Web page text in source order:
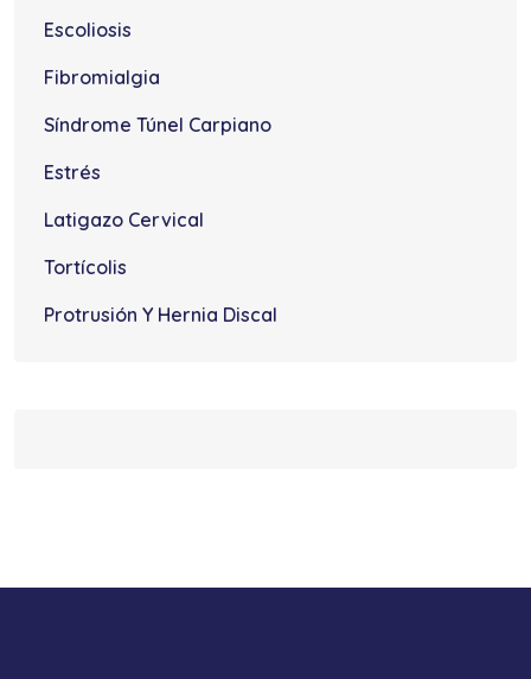
Escoliosis
Fibromialgia
Síndrome Túnel Carpiano
Estrés
Latigazo Cervical
Tortícolis
Protrusión Y Hernia Discal